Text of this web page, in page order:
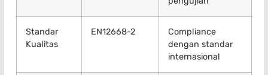
Standar
Kualitas
EN12668-2
Compliance
dengan standar
internasional